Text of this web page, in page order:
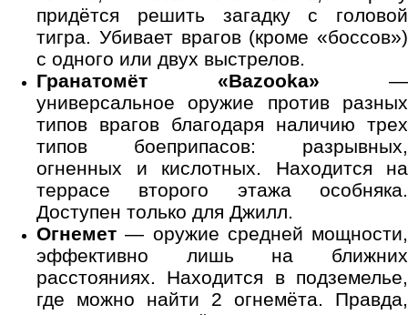
придётся решить загадку с головой
тигра. Убивает врагов (кроме «боссов»)
с одного или двух выстрелов.
Гранатомёт «Bazooka» —
универсальное оружие против разных
типов врагов благодаря наличию трех
типов боеприпасов: разрывных,
огненных и кислотных. Находится на
террасе второго этажа особняка.
Доступен только для Джилл.
Огнемет — оружие средней мощности,
эффективно лишь на ближних
расстояниях. Находится в подземелье,
где можно найти 2 огнемёта. Правда,